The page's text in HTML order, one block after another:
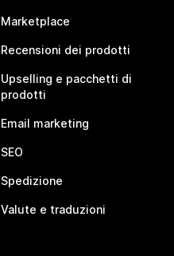
Marketplace
Recensioni dei prodotti
Upselling e pacchetti di
prodotti
Email marketing
SEO
Spedizione
Valute e traduzioni